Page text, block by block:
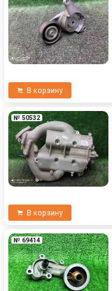
В корзину
№ 50532
В корзину
№ 69414